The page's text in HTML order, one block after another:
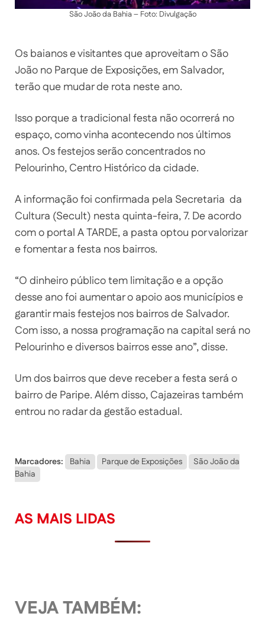
São João da Bahia – Foto: Divulgação
Os baianos e visitantes que aproveitam o São
João no Parque de Exposições, em Salvador,
terão que mudar de rota neste ano.
Isso porque a tradicional festa não ocorrerá no
espaço, como vinha acontecendo nos últimos
anos. Os festejos serão concentrados no
Pelourinho, Centro Histórico da cidade.
A informação foi confirmada pela Secretaria da
Cultura (Secult) nesta quinta-feira, 7. De acordo
com o portal A TARDE, a pasta optou por valorizar
e fomentar a festa nos bairros.
“O dinheiro público tem limitação e a opção
desse ano foi aumentar o apoio aos municípios e
garantir mais festejos nos bairros de Salvador.
Com isso, a nossa programação na capital será no
Pelourinho e diversos bairros esse ano”, disse.
Um dos bairros que deve receber a festa será o
bairro de Paripe. Além disso, Cajazeiras também
entrou no radar da gestão estadual.
Marcadores: Bahia Parque de Exposições
São João da
Bahia
AS MAIS LIDAS
VEJA TAMBÉM: